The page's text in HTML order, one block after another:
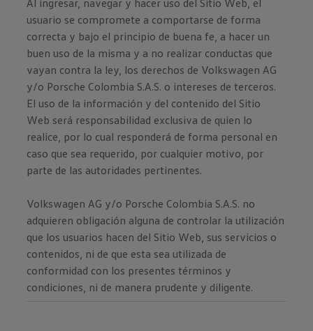
Al ingresar, navegar y hacer uso del Sitio Web, el
usuario se compromete a comportarse de forma
correcta y bajo el principio de buena fe, a hacer un
buen uso de la misma y a no realizar conductas que
vayan contra la ley, los derechos de Volkswagen AG
y/o Porsche Colombia S.A.S. o intereses de terceros.
El uso de la información y del contenido del Sitio
Web será responsabilidad exclusiva de quien lo
realice, por lo cual responderá de forma personal en
caso que sea requerido, por cualquier motivo, por
parte de las autoridades pertinentes.
Volkswagen AG y/o Porsche Colombia S.A.S. no
adquieren obligación alguna de controlar la utilización
que los usuarios hacen del Sitio Web, sus servicios o
contenidos, ni de que esta sea utilizada de
conformidad con los presentes términos y
condiciones, ni de manera prudente y diligente.